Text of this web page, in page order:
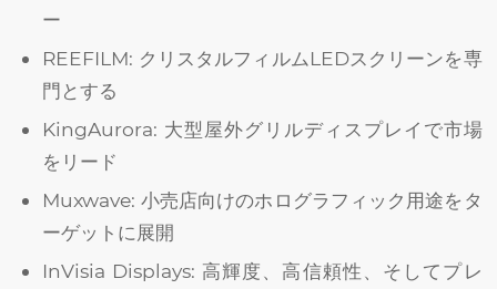
ー
REEFILM: クリスタルフィルムLEDスクリーンを専
門とする
KingAurora: 大型屋外グリルディスプレイで市場
をリード
Muxwave: 小売店向けのホログラフィック用途をタ
ーゲットに展開
InVisia Displays: 高輝度、高信頼性、そしてプレ